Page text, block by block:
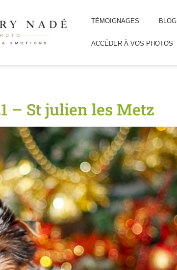
TÉMOIGNAGES BLOG
ACCÉDER À VOS PHOTOS
– St julien les Metz